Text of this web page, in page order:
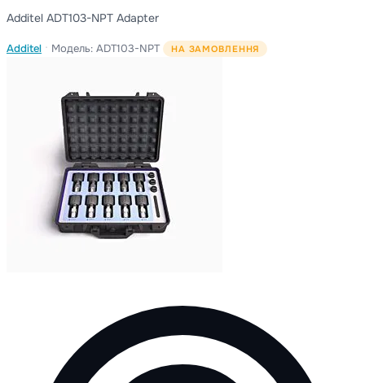
Additel ADT103-NPT Adapter
Additel · Модель: ADT103-NPT НА ЗАМОВЛЕННЯ